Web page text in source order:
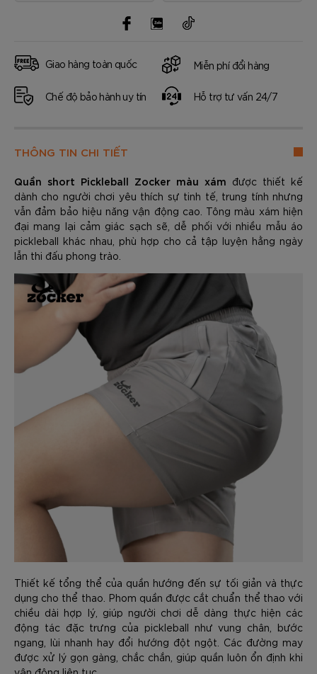
Giao hàng toàn quốc Miễn phí đổi hàng
Chế độ bảo hành uy tín Hỗ trợ tư vấn 24/7
THÔNG TIN CHI TIẾT
Quần short Pickleball Zocker màu xám được thiết kế
dành cho người chơi yêu thích sự tinh tế, trung tính nhưng
vẫn đảm bảo hiệu năng vận động cao. Tông màu xám hiện
đại mang lại cảm giác sạch sẽ, dễ phối với nhiều mẫu áo
pickleball khác nhau, phù hợp cho cả tập luyện hằng ngày
lẫn thi đấu phong trào.
Thiết kế tổng thể của quần hướng đến sự tối giản và thực
dụng cho thể thao. Phom quần được cắt chuẩn thể thao với
chiều dài hợp lý, giúp người chơi dễ dàng thực hiện các
động tác đặc trưng của pickleball như vung chân, bước
ngang, lùi nhanh hay đổi hướng đột ngột. Các đường may
được xử lý gọn gàng, chắc chắn, giúp quần luôn ổn định khi